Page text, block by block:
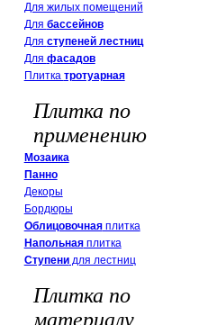
Для жилых помещений
Для бассейнов
Для ступеней лестниц
Для фасадов
Плитка тротуарная
Плитка по
применению
Мозаика
Панно
Декоры
Бордюры
Облицовочнаяплитка
Напольнаяплитка
Ступенидля лестниц
Плитка по
материалу